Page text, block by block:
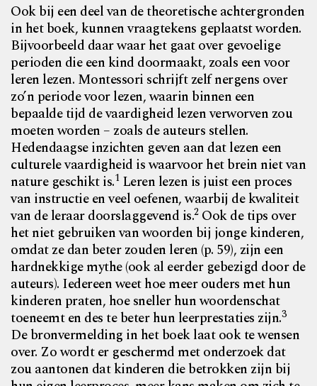
Ook bij een deel van de theoretische achtergronden
in het boek, kunnen vraagtekens geplaatst worden.
Bijvoorbeeld daar waar het gaat over gevoelige
perioden die een kind doormaakt, zoals een voor
leren lezen. Montessori schrijft zelf nergens over
zo’n periode voor lezen, waarin binnen een
bepaalde tijd de vaardigheid lezen verworven zou
moeten worden – zoals de auteurs stellen.
Hedendaagse inzichten geven aan dat lezen een
culturele vaardigheid is waarvoor het brein niet van
nature geschikt is.1Leren lezen is juist een proces
van instructie en veel oefenen, waarbij de kwaliteit
van de leraar doorslaggevend is.2Ook de tips over
het niet gebruiken van woorden bij jonge kinderen,
omdat ze dan beter zouden leren (p. 59), zijn een
hardnekkige mythe (ook al eerder gebezigd door de
auteurs). Iedereen weet hoe meer ouders met hun
kinderen praten, hoe sneller hun woordenschat
toeneemt en des te beter hun leerprestaties zijn.3
De bronvermelding in het boek laat ook te wensen
over. Zo wordt er geschermd met onderzoek dat
zou aantonen dat kinderen die betrokken zijn bij